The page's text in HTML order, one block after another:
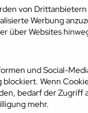
Top-Marken
treffen auf Top-
Talente
von
Werbung
über Websites
und Social-
Wenn
bedarf der Zugriff
mehr.